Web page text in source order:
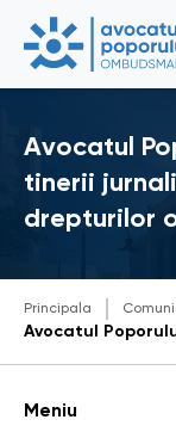
Avocatul
tinerii
drepturilor
Principala
Meniu